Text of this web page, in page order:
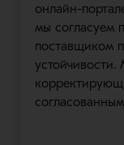
онлайн-
мы согласуем
поставщиком